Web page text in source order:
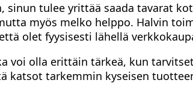
sinun tulee yrittää saada tavarat
myös melko helppo. Halvin
olet fyysisesti lähellä
voi olla erittäin tärkeä, kun
katsot tarkemmin kyseisen